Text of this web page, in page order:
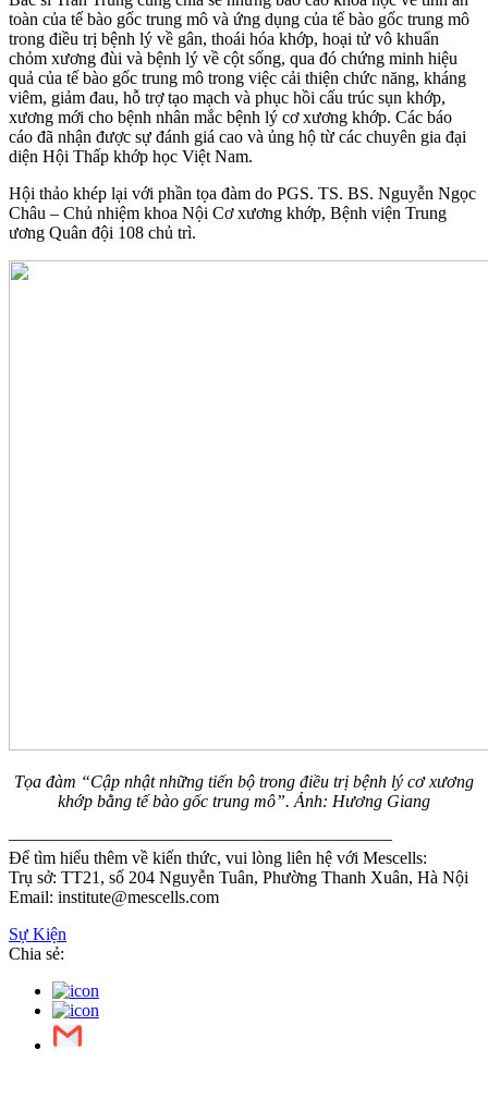
toàn của tế bào gốc trung mô và ứng dụng của tế bào gốc trung mô
trong điều trị bệnh lý về gân, thoái hóa khớp, hoại tử vô khuẩn
chỏm xương đùi và bệnh lý về cột sống, qua đó chứng minh hiệu
quả của tế bào gốc trung mô trong việc cải thiện chức năng, kháng
viêm, giảm đau, hỗ trợ tạo mạch và phục hồi cấu trúc sụn khớp,
xương mới cho bệnh nhân mắc bệnh lý cơ xương khớp. Các báo
cáo đã nhận được sự đánh giá cao và ủng hộ từ các chuyên gia đại
diện Hội Thấp khớp học Việt Nam.
Hội thảo khép lại với phần tọa đàm do PGS. TS. BS. Nguyễn Ngọc
Châu – Chủ nhiệm khoa Nội Cơ xương khớp, Bệnh viện Trung
ương Quân đội 108 chủ trì.
Tọa đàm “Cập nhật những tiến bộ trong điều trị bệnh lý cơ xương
khớp bằng tế bào gốc trung mô”. Ảnh: Hương Giang
——————————————————————
Để tìm hiểu thêm về kiến thức, vui lòng liên hệ với Mescells:
Trụ sở: TT21, số 204 Nguyễn Tuân, Phường Thanh Xuân, Hà Nội
Email: institute@mescells.com
Sự Kiện
Chia sẻ: